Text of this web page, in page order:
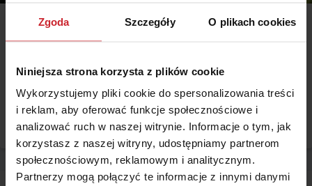
Zgoda Szczegóły O plikach cookies
Niniejsza strona korzysta z plików cookie
Wykorzystujemy pliki cookie do spersonalizowania treści
i reklam, aby oferować funkcje społecznościowe i
analizować ruch w naszej witrynie. Informacje o tym, jak
korzystasz z naszej witryny, udostępniamy partnerom
społecznościowym, reklamowym i analitycznym.
Partnerzy mogą połączyć te informacje z innymi danymi
Wbrew pozorom, umowa ubezpieczenia na cudzy rachunek nie ma
nic wspólnego z oszustwem ubezpieczeniowym i jest terminem
wywodzącym się wprost z kodeksu cywilnego.
Czytaj więcej